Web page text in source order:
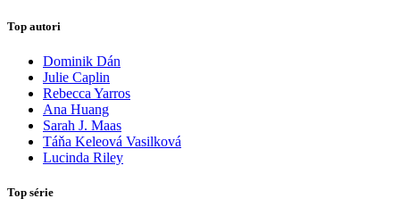
Top autori
Dominik Dán
Julie Caplin
Rebecca Yarros
Ana Huang
Sarah J. Maas
Táňa Keleová Vasilková
Lucinda Riley
Top série